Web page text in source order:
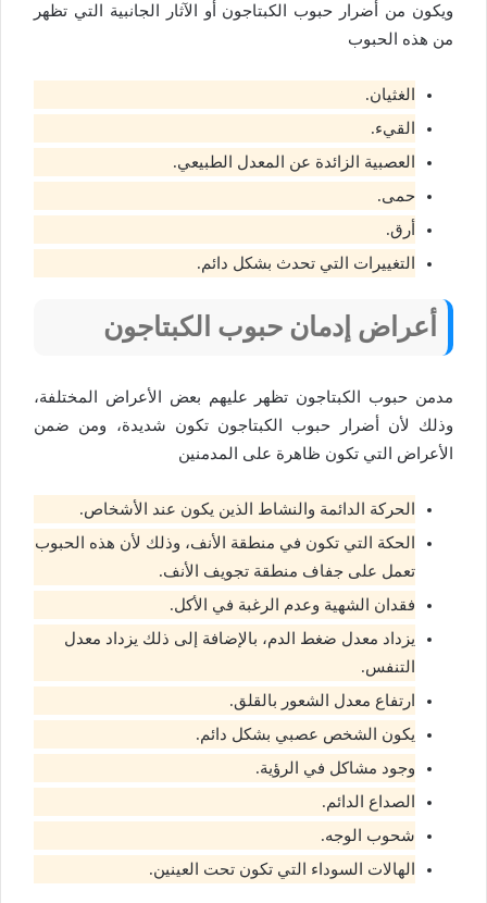
ويكون من أضرار حبوب الكبتاجون أو الآثار الجانبية التي تظهر
من هذه الحبوب
الغثيان.
القيء.
العصبية الزائدة عن المعدل الطبيعي.
حمى.
أرق.
التغييرات التي تحدث بشكل دائم.
أعراض إدمان حبوب الكبتاجون
مدمن حبوب الكبتاجون تظهر عليهم بعض الأعراض المختلفة،
وذلك لأن أضرار حبوب الكبتاجون تكون شديدة، ومن ضمن
الأعراض التي تكون ظاهرة على المدمنين
الحركة الدائمة والنشاط الذين يكون عند الأشخاص.
الحكة التي تكون في منطقة الأنف، وذلك لأن هذه الحبوب
تعمل على جفاف منطقة تجويف الأنف.
فقدان الشهية وعدم الرغبة في الأكل.
يزداد معدل ضغط الدم، بالإضافة إلى ذلك يزداد معدل
التنفس.
ارتفاع معدل الشعور بالقلق.
يكون الشخص عصبي بشكل دائم.
وجود مشاكل في الرؤية.
الصداع الدائم.
شحوب الوجه.
الهالات السوداء التي تكون تحت العينين.